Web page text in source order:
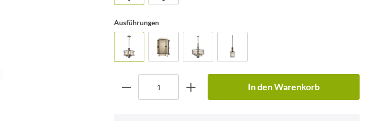
Ausführungen
In den Warenkorb